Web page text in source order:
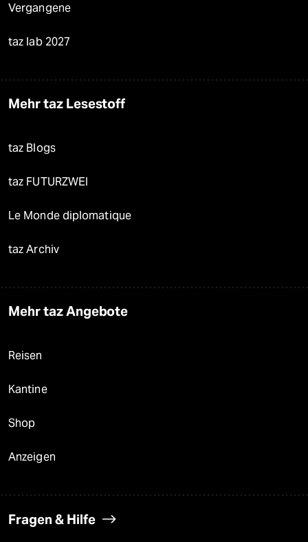
Vergangene
taz lab 2027
Mehr taz Lesestoff
taz Blogs
taz FUTURZWEI
Le Monde diplomatique
taz Archiv
Mehr taz Angebote
Reisen
Kantine
Shop
Anzeigen
Fragen & Hilfe